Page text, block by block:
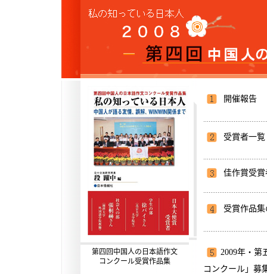
第四回中国人の日本語作文
コンクール受賞作品集
開催報告
受賞者一覧
佳作賞受賞
受賞作品集
2009年・第
コンクール」募